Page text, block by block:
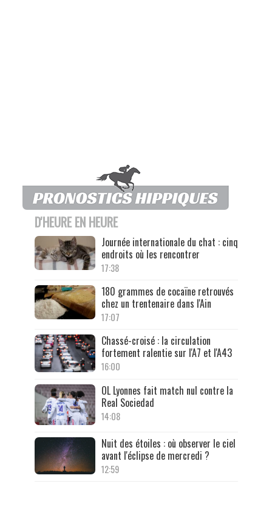
D'HEURE EN HEURE
Journée internationale du chat : cinq
endroits où les rencontrer
17:38
180 grammes de cocaïne retrouvés
chez un trentenaire dans l'Ain
17:07
Chassé-croisé : la circulation
fortement ralentie sur l'A7 et l'A43
16:00
OL Lyonnes fait match nul contre la
Real Sociedad
14:08
Nuit des étoiles : où observer le ciel
avant l'éclipse de mercredi ?
12:59